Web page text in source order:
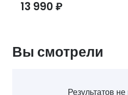
13 990 ₽
Вы смотрели
Результатов